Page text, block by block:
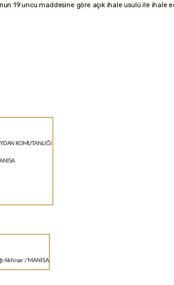
19 uncu maddesine göre açık ihale usulü ile
KOMUTANLIĞI
Akhisar / MANİSA